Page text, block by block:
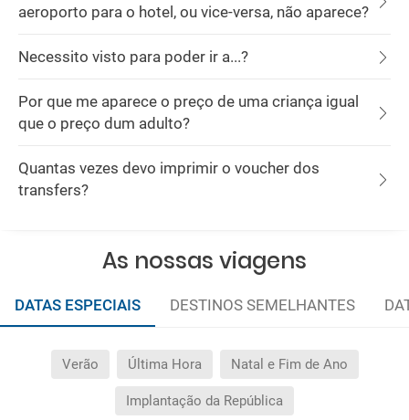
aeroporto para o hotel, ou vice-versa, não aparece?
Necessito visto para poder ir a...?
Por que me aparece o preço de uma criança igual
que o preço dum adulto?
Quantas vezes devo imprimir o voucher dos
transfers?
As nossas viagens
DATAS ESPECIAIS DESTINOS SEMELHANTES
Verão Última Hora Natal e Fim de Ano
Implantação da República